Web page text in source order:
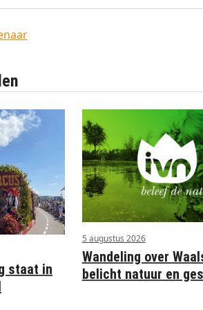
staat in
5 augustus 2026
Wandeling over
belicht natuur en